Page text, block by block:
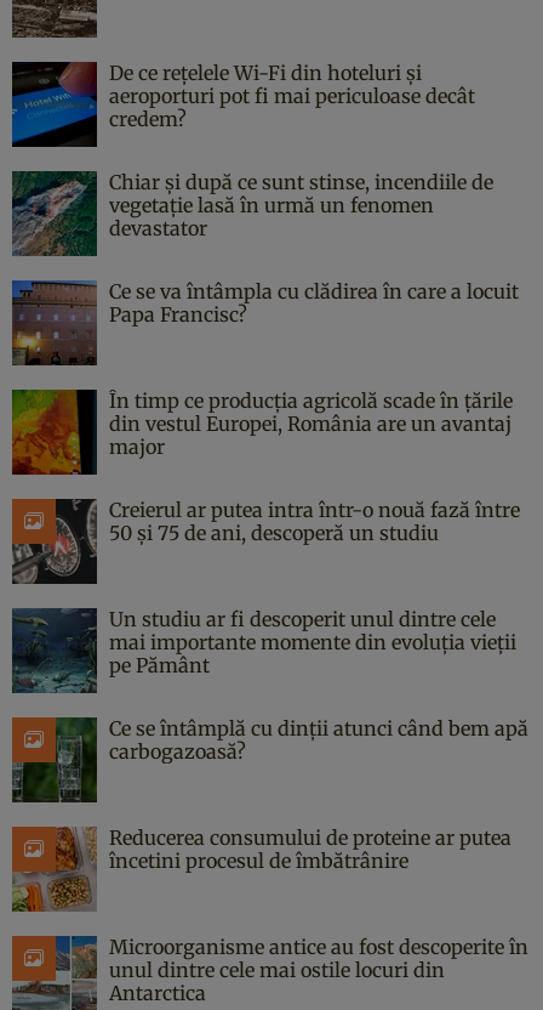
De ce rețelele Wi-Fi din hoteluri și
aeroporturi pot fi mai periculoase decât
credem?
Chiar și după ce sunt stinse, incendiile de
vegetație lasă în urmă un fenomen
devastator
Ce se va întâmpla cu clădirea în care a locuit
Papa Francisc?
În timp ce producția agricolă scade în țările
din vestul Europei, România are un avantaj
major
Creierul ar putea intra într-o nouă fază între
50 și 75 de ani, descoperă un studiu
Un studiu ar fi descoperit unul dintre cele
mai importante momente din evoluția vieții
pe Pământ
Ce se întâmplă cu dinții atunci când bem apă
carbogazoasă?
Reducerea consumului de proteine ar putea
încetini procesul de îmbătrânire
Microorganisme antice au fost descoperite în
unul dintre cele mai ostile locuri din
Antarctica